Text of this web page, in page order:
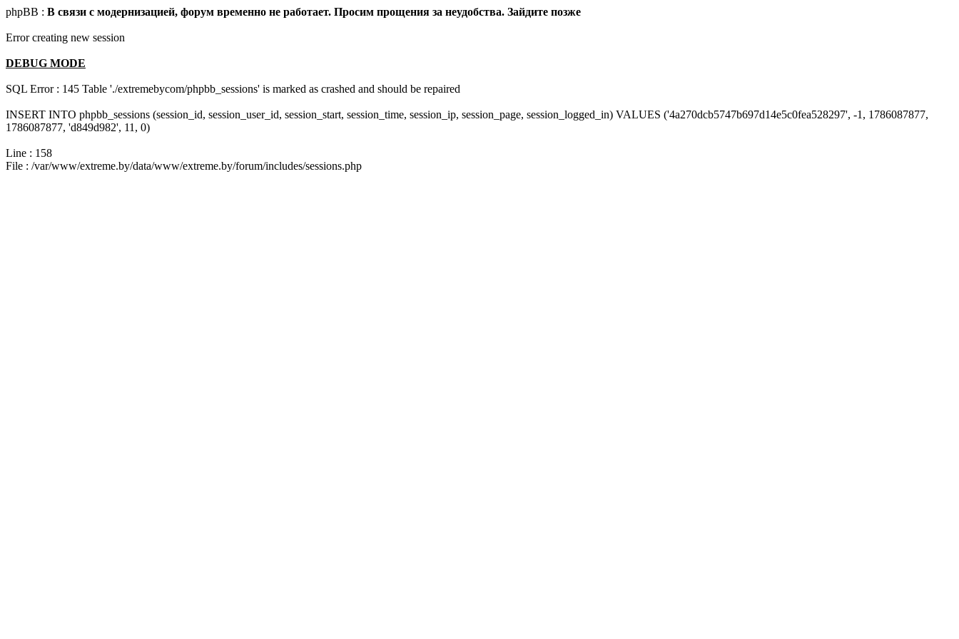
phpBB : В связи с модернизацией, форум временно не работает. Просим прощения за неудобства. Зайдите позже
Error creating new session
DEBUG MODE
SQL Error : 145 Table './extremebycom/phpbb_sessions' is marked as crashed and should be repaired
INSERT INTO phpbb_sessions (session_id, session_user_id, session_start, session_time, session_ip, session_page, session_logged_in) VALUES ('4a270dcb5747b697d14e5c0fea528297', -1, 1786087877,
1786087877, 'd849d982', 11, 0)
Line : 158
File : /var/www/extreme.by/data/www/extreme.by/forum/includes/sessions.php